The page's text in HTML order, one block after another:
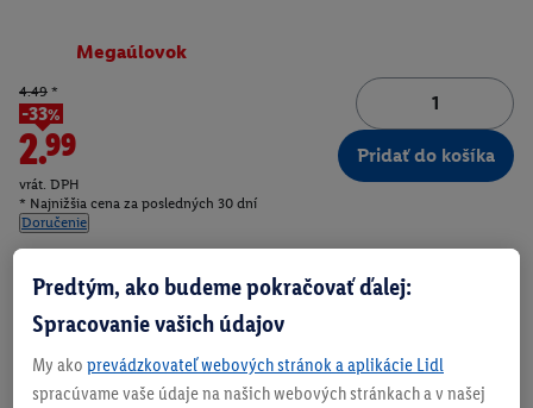
Megaúlovok
4.49 *
-33%
2.99
vrát. DPH
* Najnižšia cena za posledných 30 dní
Doručenie
Pridať do košíka
Zistite svoju veľkosť
Predtým, ako budeme pokračovať ďalej:
Spracovanie vašich údajov
My ako prevádzkovateľ webových stránok a aplikácie Lidl
spracúvame vaše údaje na našich webových stránkach a v našej